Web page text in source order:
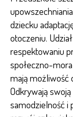
dziecku
otoczeniu.
respektowaniu
społeczno-
mają możliwość
Odkrywają
samodzielność i